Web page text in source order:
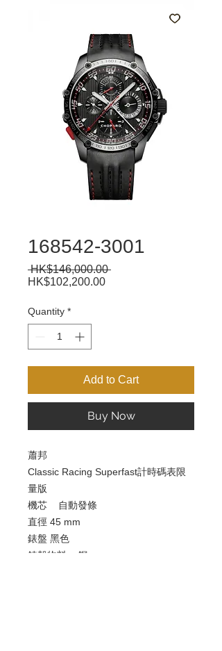
168542-3001
HK$146,000.00 Regular
HK$102,200.00Sale
Quantity *
Add to Cart
Buy Now
蕭邦
Classic Racing Superfast計時碼表限
量版
機芯 自動發條
直徑 45 mm
錶盤 黑色
錶殼物料 鋼